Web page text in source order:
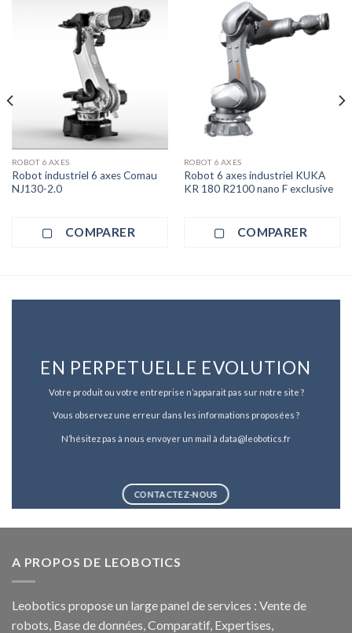
ROBOT 6 AXES
Robot industriel 6 axes Comau
NJ130-2.0
COMPARER
ROBOT 6 AXES
Robot 6 axes industriel KUKA
KR 180 R2100 nano F exclusive
COMPARER
EN PERPETUELLE EVOLUTION
Votre produit ou votre entreprise n’apparait pas sur notre site ?
Vous observez une erreur dans les informations proposées ?
N’hésitez pas à nous envoyer un mail à data@leobotics.fr
CONTACTEZ-NOUS
A PROPOS DE LEOBOTICS
Leobotics propose un large panel de services : Vente de
robots, Base de données, Comparatif, Expertises,